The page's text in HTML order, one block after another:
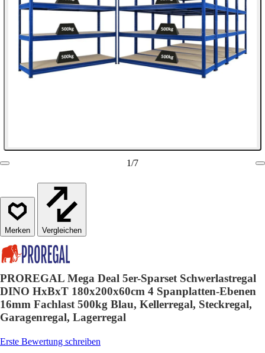
1/7
Vergleichen
PROREGAL Mega Deal 5er-Sparset Schwerlastregal
DINO HxBxT 180x200x60cm 4 Spanplatten-Ebenen
16mm Fachlast 500kg Blau, Kellerregal, Steckregal,
Garagenregal, Lagerregal
Erste Bewertung schreiben